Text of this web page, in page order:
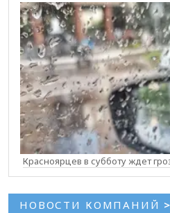
Красноярцев в субботу ждет
НОВОСТИ КОМПАНИЙ >